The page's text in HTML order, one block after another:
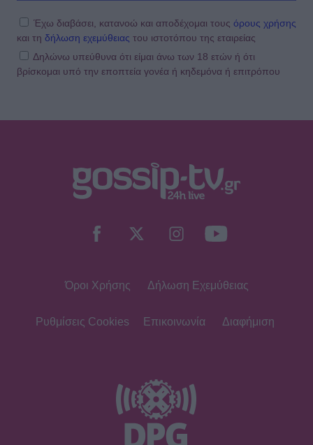
Έχω διαβάσει, κατανοώ και αποδέχομαι τους όρους χρήσης
και τη δήλωση εχεμύθειας του ιστοτόπου της εταιρείας
Δηλώνω υπεύθυνα ότι είμαι άνω των 18 ετών ή ότι
βρίσκομαι υπό την εποπτεία γονέα ή κηδεμόνα ή επιτρόπου
Όροι Χρήσης Δήλωση Εχεμύθειας
Ρυθμίσεις Cookies Επικοινωνία Διαφήμιση